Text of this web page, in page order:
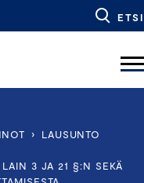
ETSI
›
LAUSUNTO
LAIN 3 JA 21 §:N SEKÄ